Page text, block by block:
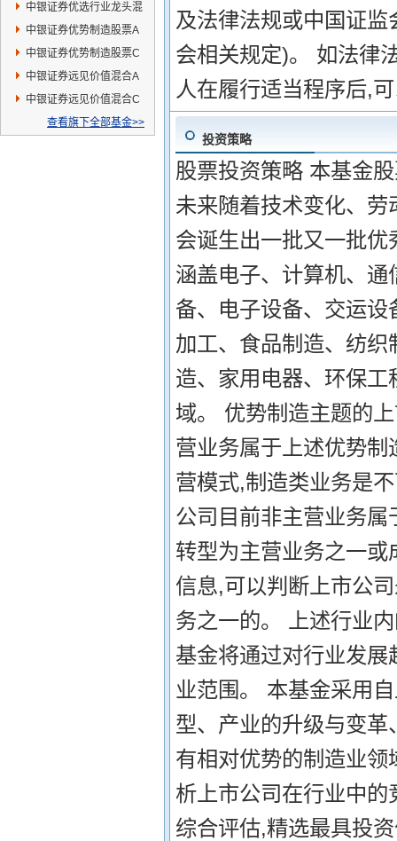
合A
中银证券优选行业龙头混
合C
中银证券优势制造股票A
中银证券优势制造股票C
中银证券远见价值混合A
中银证券远见价值混合C
查看旗下全部基金>>
及法律法规或中国证
会相关规定)。 如法律
人在履行适当程序后,
投资策略
股票投资策略 本基金
未来随着技术变化、
会诞生出一批又一批
涵盖电子、计算机、
备、电子设备、交运
加工、食品制造、纺
造、家用电器、环保
域。 优势制造主题的
营业务属于上述优势
营模式,制造类业务是
公司目前非主营业务
转型为主营业务之一
信息,可以判断上市公
务之一的。 上述行业
基金将通过对行业发
业范围。 本基金采用
型、产业的升级与变
有相对优势的制造业
析上市公司在行业中
综合评估,精选最具投